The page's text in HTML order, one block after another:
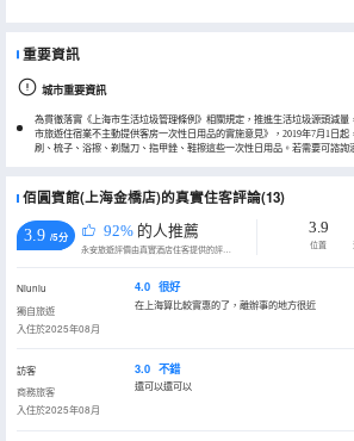
重要資訊
城市重要資訊
為貫徹落實《上海市生活垃圾管理條例》相關規定，推進生活垃圾源頭減
市旅遊住宿業不主動提供客房一次性日用品的實施意見》，2019年7月1日
刷、梳子、浴擦、剃鬚刀、指甲銼、鞋擦這些一次性日用品。若需要可諮詢
佰圓賓館(上海金橋店)的真實住客評論(13)
3.9 /5分 92% 的人推薦
永安旅遊評價由真實酒店住客提供的評價。
3.9
位置
Niuniu
獨自旅遊
入住於2025年08月
4.0 很好
在上海算比較實惠的了，離辦事的地方很近
訪客
商務旅客
入住於2025年08月
3.0 不錯
還可以還可以